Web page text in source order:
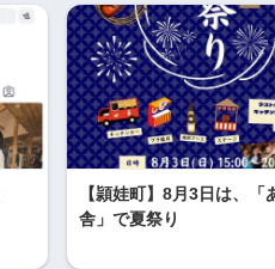
【頴娃町】8月3日は、「
舎」で夏祭り